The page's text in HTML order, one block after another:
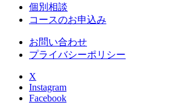
個別相談
コースのお申込み
お問い合わせ
プライバシーポリシー
X
Instagram
Facebook